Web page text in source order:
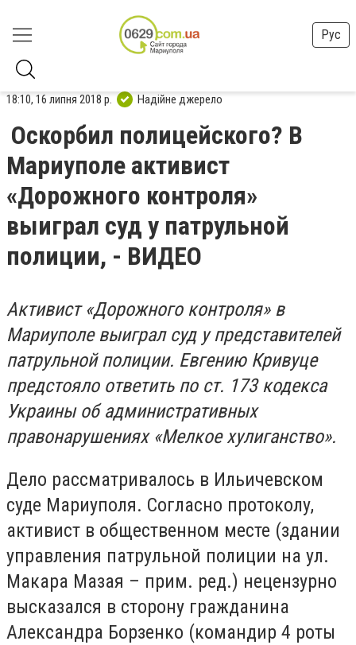
Рус
18:10, 16 липня 2018 р. Надійне джерело
Оскорбил полицейского? В
Мариуполе активист
«Дорожного контроля»
выиграл суд у патрульной
полиции, - ВИДЕО
Активист «Дорожного контроля» в
Мариуполе выиграл суд у представителей
патрульной полиции. Евгению Кривуце
предстояло ответить по ст. 173 кодекса
Украины об административных
правонарушениях «Мелкое хулиганство».
Дело рассматривалось в Ильичевском
суде Мариуполя. Согласно протоколу,
активист в общественном месте (здании
управления патрульной полиции на ул.
Макара Мазая – прим. ред.) нецензурно
высказался в сторону гражданина
Александра Борзенко (командир 4 роты